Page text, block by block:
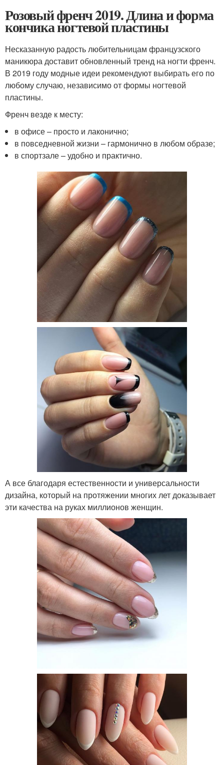
Розовый френч 2019. Длина и форма
кончика ногтевой пластины
Несказанную радость любительницам французского
маникюра доставит обновленный тренд на ногти френч.
В 2019 году модные идеи рекомендуют выбирать его по
любому случаю, независимо от формы ногтевой
пластины.
Френч везде к месту:
в офисе – просто и лаконично;
в повседневной жизни – гармонично в любом образе;
в спортзале – удобно и практично.
А все благодаря естественности и универсальности
дизайна, который на протяжении многих лет доказывает
эти качества на руках миллионов женщин.